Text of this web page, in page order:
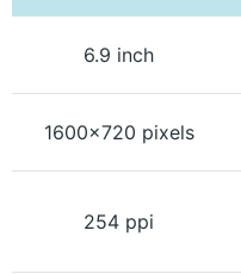
6.9 inch
1600x720 pixels
254 ppi